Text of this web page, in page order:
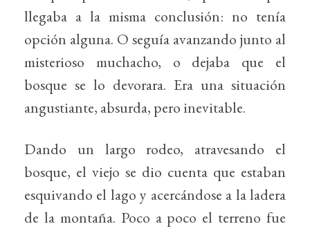
llegaba a la misma conclusión: no tenía
opción alguna. O seguía avanzando junto al
misterioso muchacho, o dejaba que el
bosque se lo devorara. Era una situación
angustiante, absurda, pero inevitable.
Dando un largo rodeo, atravesando el
bosque, el viejo se dio cuenta que estaban
esquivando el lago y acercándose a la ladera
de la montaña. Poco a poco el terreno fue